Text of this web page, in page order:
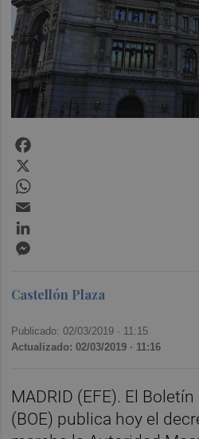
Castellón Plaza
Publicado: 02/03/2019 · 11:15
Actualizado: 02/03/2019 · 11:16
MADRID (EFE). El
(BOE) publica hoy el